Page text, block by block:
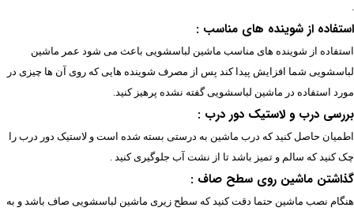
.
استفاده از شوینده های مناسب :
استفاده از شوینده های مناسب ماشین لباسشویی باعث می شود عمر ماشین
لباسشویی شما افزایش پیدا کند پس از مصرف شوینده هایی که روی آن ها چیزی در
مورد استفاده در ماشین لباسشویی گفته نشده پرهیز کنید.
بررسی درب و لاستیک دور درب :
اطمیان حاصل کنید که درب ماشین به درستی بسته شده است و لاستیک دور درب را
چک کنید که سالم و تمیز باشد تا از نشت آب جلوگیری کنید .
گذاشتن ماشین روی سطح صاف :
هنگام نصب ماشین حتما دقت کنید که سطح زیری ماشین لباسشویی صاف باشد و به